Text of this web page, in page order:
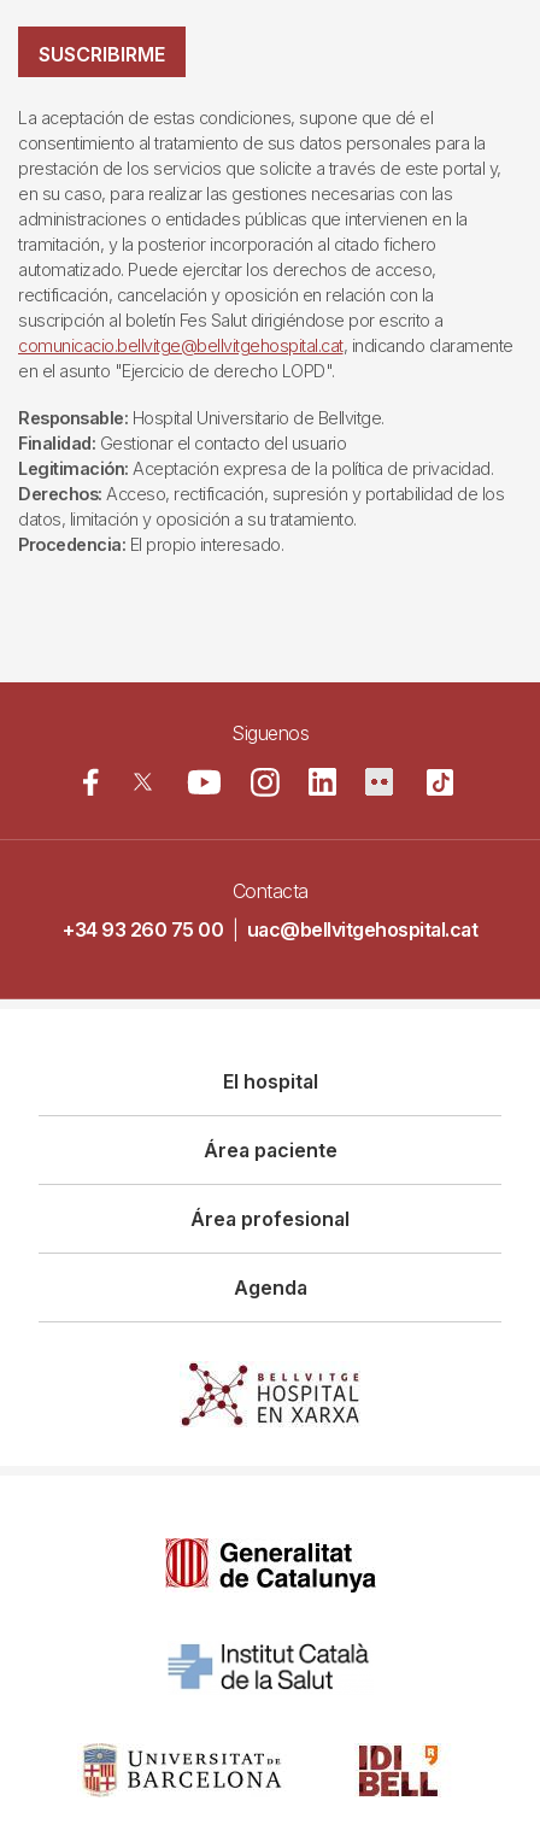
SUSCRIBIRME
La aceptación de estas condiciones, supone que dé el
consentimiento al tratamiento de sus datos personales para la
prestación de los servicios que solicite a través de este portal y,
en su caso, para realizar las gestiones necesarias con las
administraciones o entidades públicas que intervienen en la
tramitación, y la posterior incorporación al citado fichero
automatizado. Puede ejercitar los derechos de acceso,
rectificación, cancelación y oposición en relación con la
suscripción al boletín Fes Salut dirigiéndose por escrito a
comunicacio.bellvitge@bellvitgehospital.cat, indicando claramente
en el asunto "Ejercicio de derecho LOPD".
Responsable: Hospital Universitario de Bellvitge.
Finalidad: Gestionar el contacto del usuario
Legitimación: Aceptación expresa de la política de privacidad.
Derechos: Acceso, rectificación, supresión y portabilidad de los
datos, limitación y oposición a su tratamiento.
Procedencia: El propio interesado.
Siguenos
Contacta
+34 93 260 75 00
uac@bellvitgehospital.cat
principal
El hospital
Área paciente
Área profesional
Agenda